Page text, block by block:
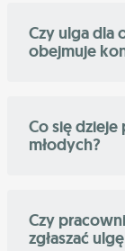
Czy ulga dla
obejmuje
Co się
młodych?
Czy
zgłaszać